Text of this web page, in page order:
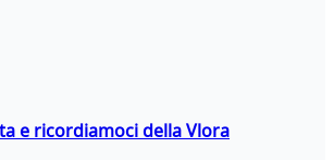
e ricordiamoci della Vlora